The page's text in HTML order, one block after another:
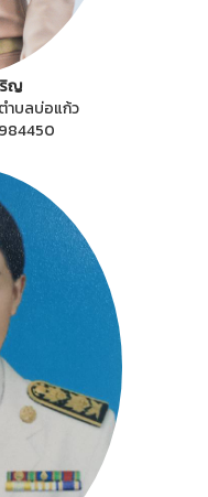
ริญ
ำบลบ่อแก้ว